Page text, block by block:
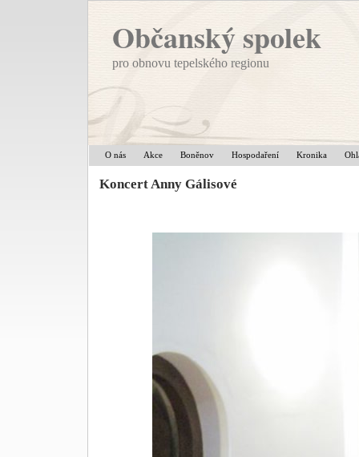
Občanský spolek
pro obnovu tepelského regionu
O nás Akce Boněnov Hospodaření Kronika
Koncert Anny Gálisové